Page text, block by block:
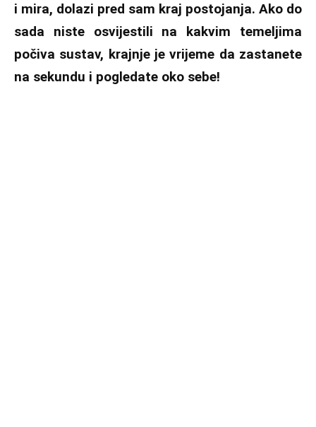
i mira, dolazi pred sam kraj postojanja. Ako do
sada niste osvijestili na kakvim temeljima
počiva sustav, krajnje je vrijeme da zastanete
na sekundu i pogledate oko sebe!